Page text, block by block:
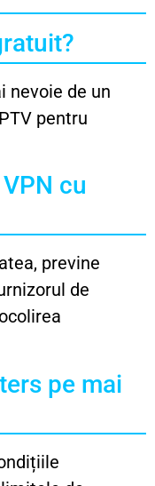
nevoie de un
pentru
cu
previne
de
pe mai